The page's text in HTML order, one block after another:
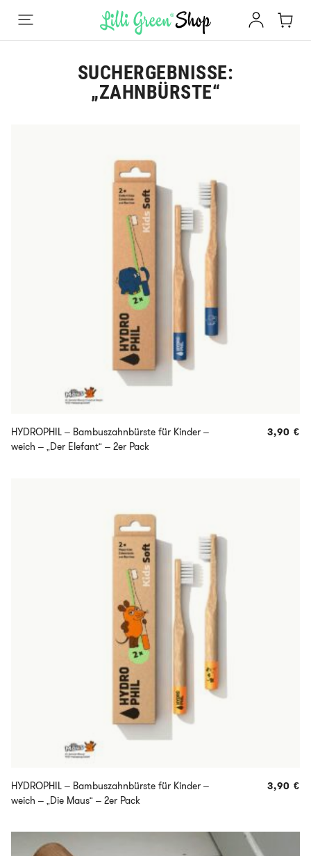
SUCHERGEBNISSE:
„ZAHNBÜRSTE“
HYDROPHIL – Bambuszahnbürste für Kinder –
weich – „Der Elefant“ – 2er Pack
3,90 €
HYDROPHIL – Bambuszahnbürste für Kinder –
weich – „Die Maus“ – 2er Pack
3,90 €